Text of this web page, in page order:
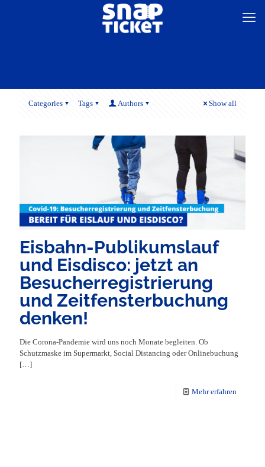
Categories Tags Authors Show all
Eisbahn-Publikumslauf
und Eisdisco: jetzt an
Besucherregistrierung
und Zeitfensterbuchung
denken!
Die Corona-Pandemie wird uns noch Monate begleiten. Ob
Schutzmaske im Supermarkt, Social Distancing oder Onlinebuchung
[…]
Mehr erfahren